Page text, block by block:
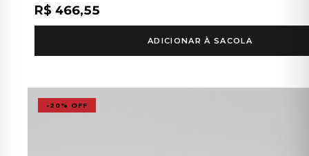
R$ 466,55
ADICIONAR À SACOLA
-20% OFF